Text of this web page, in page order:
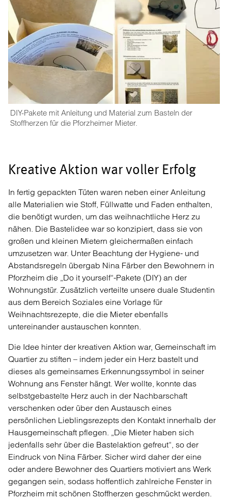
DIY-Pakete mit Anleitung und Material zum Basteln der
Stoffherzen für die Pforzheimer Mieter.
Kreative Aktion war voller Erfolg
In fertig gepackten Tüten waren neben einer Anleitung
alle Materialien wie Stoff, Füllwatte und Faden enthalten,
die benötigt wurden, um das weihnachtliche Herz zu
nähen. Die Bastelidee war so konzipiert, dass sie von
großen und kleinen Mietern gleichermaßen einfach
umzusetzen war. Unter Beachtung der Hygiene- und
Abstandsregeln übergab Nina Färber den Bewohnern in
Pforzheim die „Do it yourself“-Pakete (DIY) an der
Wohnungstür. Zusätzlich verteilte unsere duale Studentin
aus dem Bereich Soziales eine Vorlage für
Weihnachtsrezepte, die die Mieter ebenfalls
untereinander austauschen konnten.
Die Idee hinter der kreativen Aktion war, Gemeinschaft im
Quartier zu stiften – indem jeder ein Herz bastelt und
dieses als gemeinsames Erkennungssymbol in seiner
Wohnung ans Fenster hängt. Wer wollte, konnte das
selbstgebastelte Herz auch in der Nachbarschaft
verschenken oder über den Austausch eines
persönlichen Lieblingsrezepts den Kontakt innerhalb der
Hausgemeinschaft pflegen. „Die Mieter haben sich
jedenfalls sehr über die Bastelaktion gefreut“, so der
Eindruck von Nina Färber. Sicher wird daher der eine
oder andere Bewohner des Quartiers motiviert ans Werk
gegangen sein, sodass hoffentlich zahlreiche Fenster in
Pforzheim mit schönen Stoffherzen geschmückt werden.